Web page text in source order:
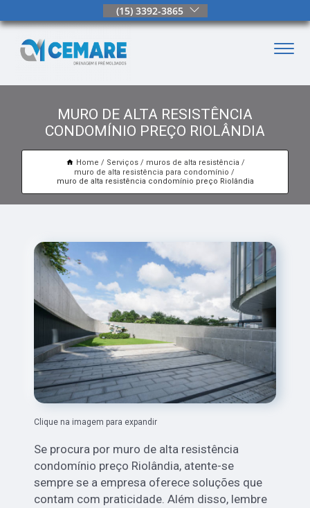
(15) 3392-3865
MURO DE ALTA RESISTÊNCIA
CONDOMÍNIO PREÇO RIOLÂNDIA
Home Serviços
muros de alta resistência
muro de alta resistência para condomínio
muro de alta resistência condomínio preço Riolândia
Clique na imagem para expandir
Se procura por muro de alta resistência
condomínio preço Riolândia, atente-se
sempre se a empresa oferece soluções que
contam com praticidade. Além disso, lembre